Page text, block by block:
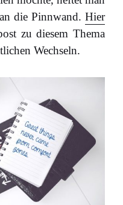
die Pinnwand. Hier
zu diesem Thema
Wechseln.